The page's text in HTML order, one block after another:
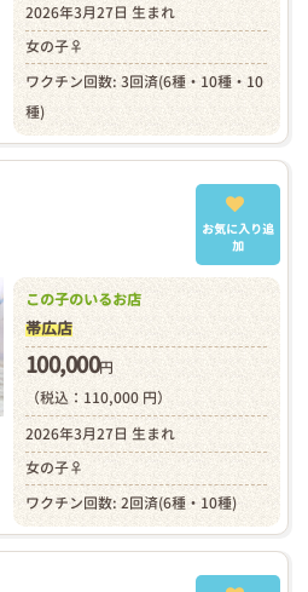
2026年3月27日 生まれ
女の子♀
ワクチン回数: 3回済(6種・10種・10
種)
お気に入り追
加
この子のいるお店
帯広店
100,000円
（税込：110,000 円）
2026年3月27日 生まれ
女の子♀
ワクチン回数: 2回済(6種・10種)